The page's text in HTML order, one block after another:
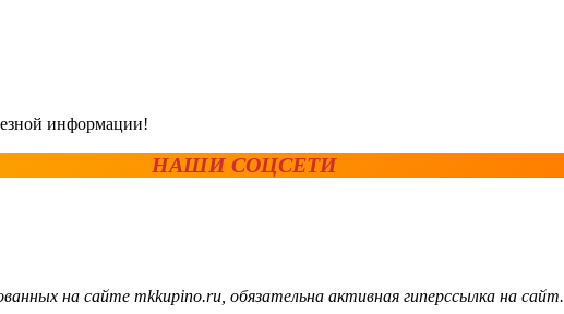
информации!
НАШИ СОЦСЕТИ
на сайте mkkupino.ru, обязательна активная гиперссылка на сайт.